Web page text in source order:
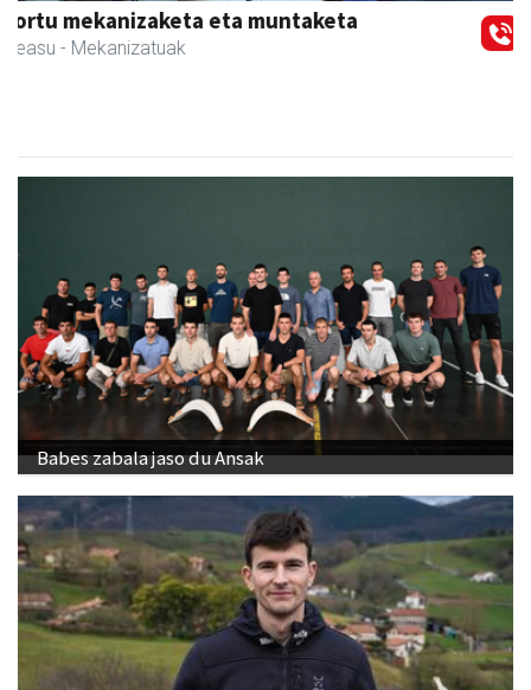
AMC Mecanocaucho
Asteasu - Industria hornidurak
Babes zabala jaso du Ansak